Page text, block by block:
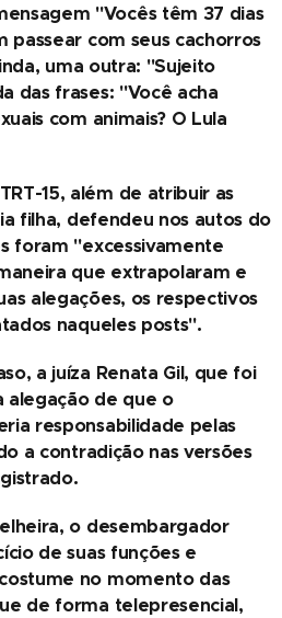
"Vocês têm 37 dias
passear com seus cachorros
uma outra: "Sujeito
das frases: "Você acha
com animais? O Lula
15, além de atribuir as
filha, defendeu nos autos do
foram "excessivamente
que extrapolaram e
alegações, os respectivos
naqueles posts".
a juíza Renata Gil, que foi
alegação de que o
responsabilidade pelas
a contradição nas versões
o desembargador
de suas funções e
no momento das
de forma telepresencial,